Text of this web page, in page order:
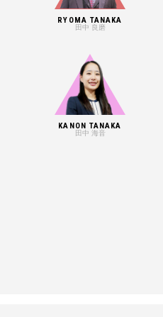
RYOMA TANAKA
田中 良磨
KANON TANAKA
田中 海音